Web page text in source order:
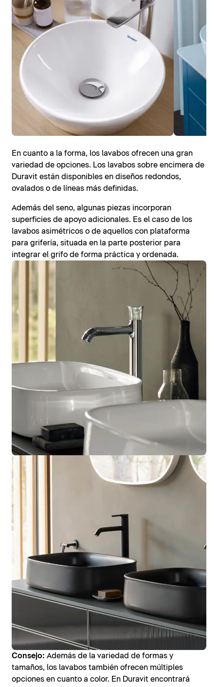
En cuanto a la forma, los lavabos ofrecen una gran
variedad de opciones. Los lavabos sobre encimera de
Duravit están disponibles en diseños redondos,
ovalados o de líneas más definidas.
Además del seno, algunas piezas incorporan
superficies de apoyo adicionales. Es el caso de los
lavabos asimétricos o de aquellos con plataforma
para grifería, situada en la parte posterior para
integrar el grifo de forma práctica y ordenada.
Consejo: Además de la variedad de formas y
tamaños, los lavabos también ofrecen múltiples
opciones en cuanto a color. En Duravit encontrará